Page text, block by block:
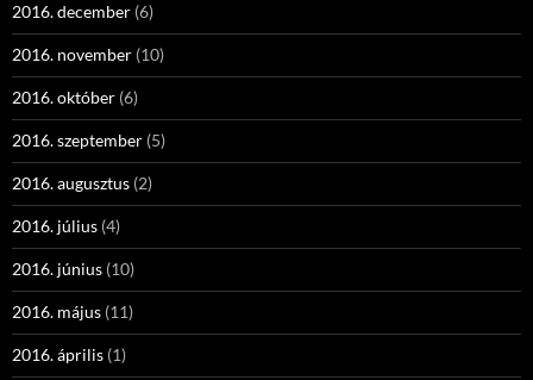
2016. december (6)
2016. november (10)
2016. október (6)
2016. szeptember (5)
2016. augusztus (2)
2016. július (4)
2016. június (10)
2016. május (11)
2016. április (1)